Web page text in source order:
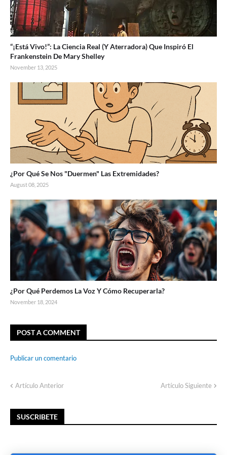
“¡Está Vivo!”: La Ciencia Real (Y Aterradora) Que Inspiró El
Frankenstein De Mary Shelley
November 13, 2025
¿Por Qué Se Nos "Duermen" Las Extremidades?
August 08, 2025
¿Por Qué Perdemos La Voz Y Cómo Recuperarla?
November 18, 2024
POST A COMMENT
Publicar un comentario
Artículo Anterior Artículo Siguiente
SUSCRIBETE